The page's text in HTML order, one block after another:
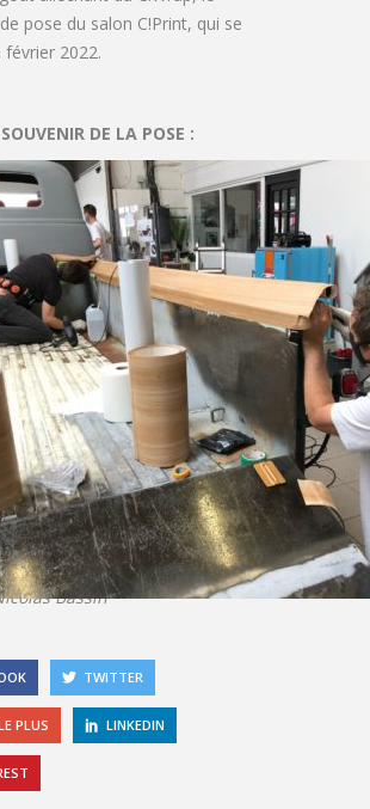
pose du salon C!Print, qui se
2022.
DE LA POSE :
Bassin
TWITTER
PLUS LINKEDIN